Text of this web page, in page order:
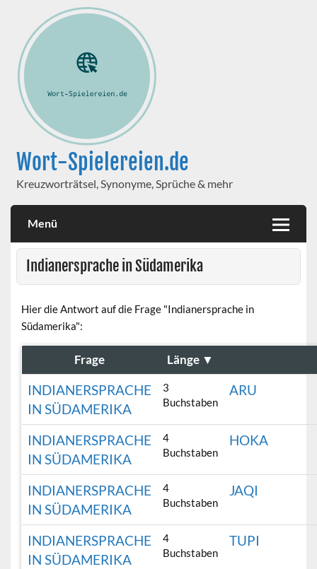
Wort-Spielereien.de
Kreuzworträtsel, Synonyme, Sprüche & mehr
Menü
Indianersprache in Südamerika
Hier die Antwort auf die Frage "Indianersprache in
Südamerika":
Frage Länge ▼
INDIANERSPRACHE
IN SÜDAMERIKA
3
Buchstaben
ARU
INDIANERSPRACHE
IN SÜDAMERIKA
4
Buchstaben
HOKA
INDIANERSPRACHE
IN SÜDAMERIKA
4
Buchstaben
JAQI
INDIANERSPRACHE
IN SÜDAMERIKA
4
Buchstaben
TUPI